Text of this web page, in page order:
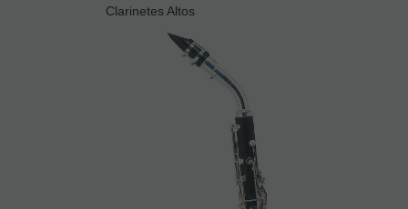
Clarinetes Altos